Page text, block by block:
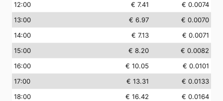
12:00 € 7.41
€ 0.0074
13:00 € 6.97
€ 0.0070
14:00 € 7.13
€ 0.0071
15:00 € 8.20
€ 0.0082
16:00 € 10.05
€ 0.0101
17:00 € 13.31
€ 0.0133
18:00 € 16.42
€ 0.0164